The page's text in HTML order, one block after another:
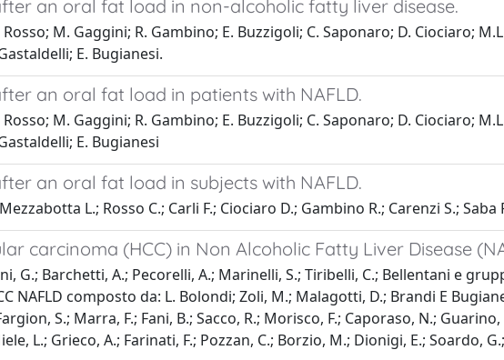
an oral fat load in non-alcoholic fatty liver disease.
M. Gaggini; R. Gambino; E. Buzzigoli; C. Saponaro; D. Ciociaro;
E. Bugianesi.
an oral fat load in patients with NAFLD.
M. Gaggini; R. Gambino; E. Buzzigoli; C. Saponaro; D. Ciociaro;
E. Bugianesi
an oral fat load in subjects with NAFLD.
L.; Rosso C.; Carli F.; Ciociaro D.; Gambino R.; Carenzi S.; Saba
carcinoma (HCC) in Non Alcoholic Fatty Liver Disease
G.; Barchetti, A.; Pecorelli, A.; Marinelli, S.; Tiribelli, C.; Bellentani e
NAFLD composto da: L. Bolondi; Zoli, M.; Malagotti, D.; Brandi E
S.; Marra, F.; Fani, B.; Sacco, R.; Morisco, F.; Caporaso, N.;
L.; Grieco, A.; Farinati, F.; Pozzan, C.; Borzio, M.; Dionigi, E.; Soardo,